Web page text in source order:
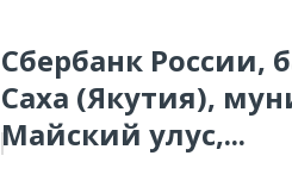
Сбербанк России,
Саха (Якутия),
Майский улус,...